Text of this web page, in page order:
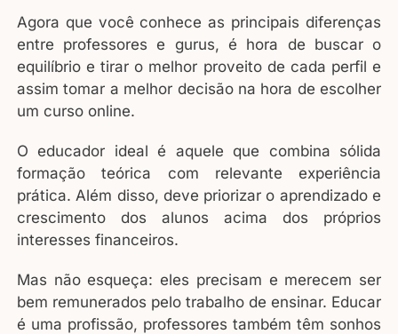
Agora que você conhece as principais diferenças
entre professores e gurus, é hora de buscar o
equilíbrio e tirar o melhor proveito de cada perfil e
assim tomar a melhor decisão na hora de escolher
um curso online.
O educador ideal é aquele que combina sólida
formação teórica com relevante experiência
prática. Além disso, deve priorizar o aprendizado e
crescimento dos alunos acima dos próprios
interesses financeiros.
Mas não esqueça: eles precisam e merecem ser
bem remunerados pelo trabalho de ensinar. Educar
é uma profissão, professores também têm sonhos